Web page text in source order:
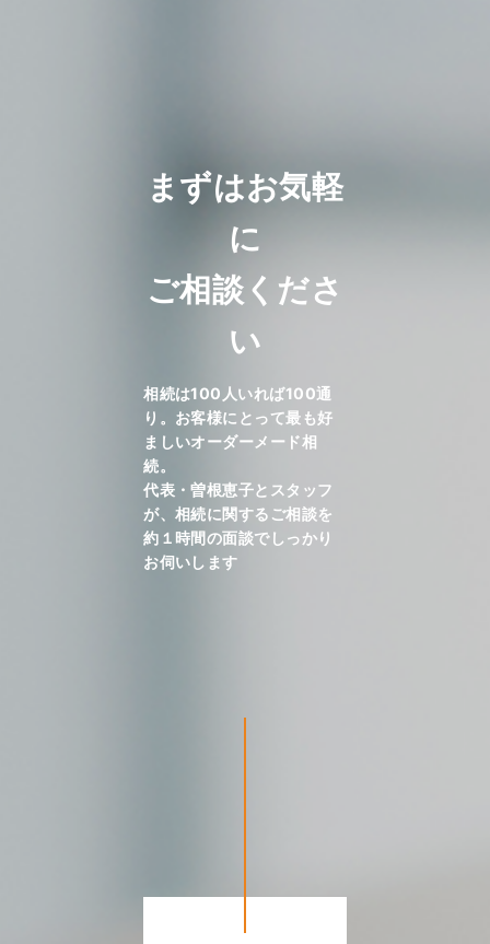
まずはお気軽
に
ご相談くださ
い
相続は100人いれば100通
り。お客様にとって最も好
ましいオーダーメード相
続。
代表・曽根恵子とスタッフ
が、相続に関するご相談を
約１時間の面談でしっかり
お伺いします